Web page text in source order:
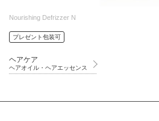
Nourishing Defrizzer N
プレゼント包装可
ヘアケア
ヘアオイル・ヘアエッセンス